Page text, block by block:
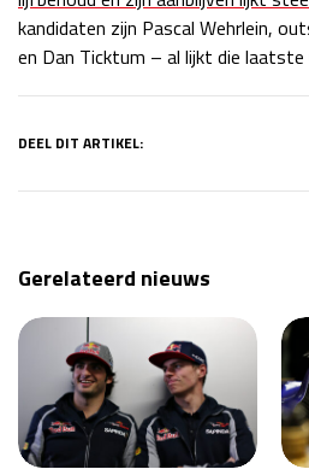
kandidaten zijn Pascal Wehrlein,
en Dan Ticktum – al lijkt die laatste
DEEL DIT ARTIKEL:
Gerelateerd nieuws